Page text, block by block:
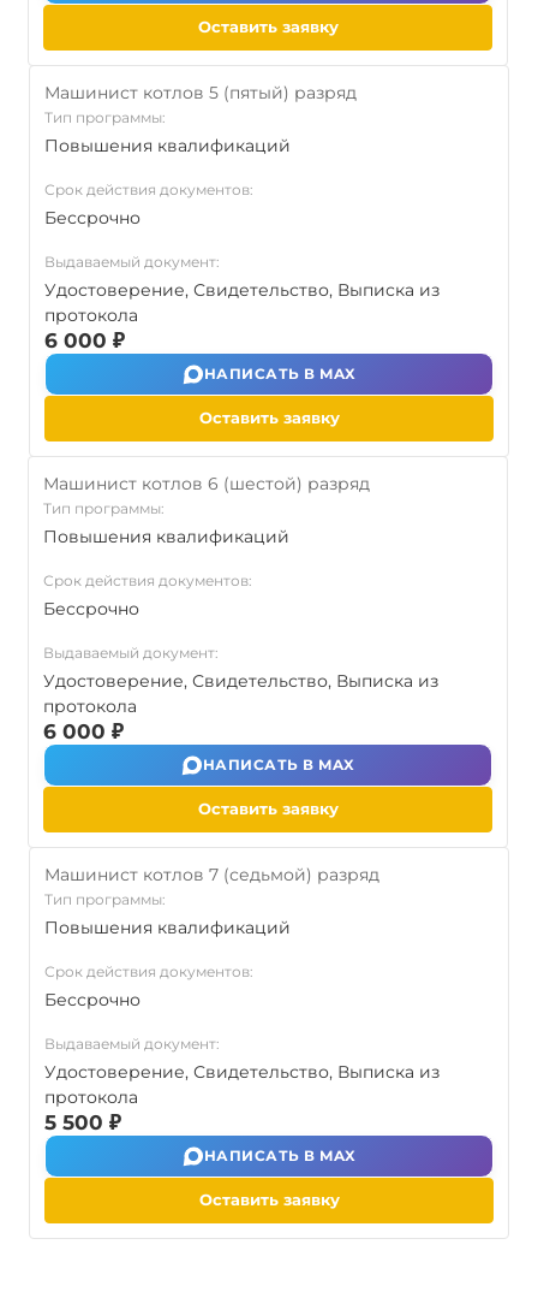
Оставить заявку
Машинист котлов 5 (пятый) разряд
Тип программы:
Повышения квалификаций
Срок действия документов:
Бессрочно
Выдаваемый документ:
Удостоверение, Свидетельство, Выписка из
протокола
6 000 ₽
НАПИСАТЬ В MAX
Оставить заявку
Машинист котлов 6 (шестой) разряд
Тип программы:
Повышения квалификаций
Срок действия документов:
Бессрочно
Выдаваемый документ:
Удостоверение, Свидетельство, Выписка из
протокола
6 000 ₽
НАПИСАТЬ В MAX
Оставить заявку
Машинист котлов 7 (седьмой) разряд
Тип программы:
Повышения квалификаций
Срок действия документов:
Бессрочно
Выдаваемый документ:
Удостоверение, Свидетельство, Выписка из
протокола
5 500 ₽
НАПИСАТЬ В MAX
Оставить заявку